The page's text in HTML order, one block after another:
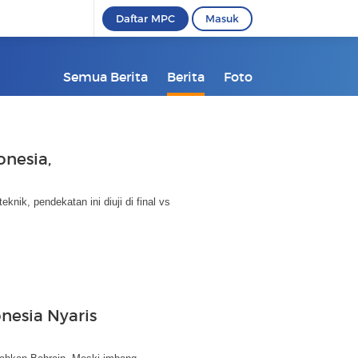
Daftar MPC Masuk
Semua Berita Berita Foto
pendekatan ini diuji di final vs
Nyaris